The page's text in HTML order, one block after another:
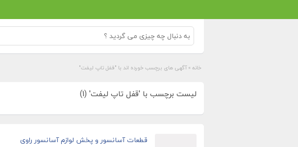
خانه » آگهی های برچسب خورده اند با "قفل تاپ ليفت"
لیست برچسب با 'قفل تاپ ليفت' (1)
قطعات آسانسور و پخش لوازم آسانسور راوی